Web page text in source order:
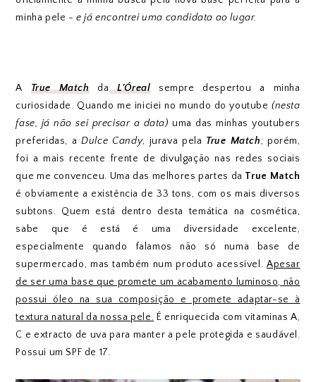
minha pele - e já encontrei uma candidata ao lugar.
A True Matchda L'Óreal sempre despertou a minha
curiosidade. Quando me iniciei no mundo do youtube (nesta
fase, já não sei precisar a data) uma das minhas youtubers
preferidas, aDulce Candy, jurava pela True Match; porém,
foi a mais recente frente de divulgação nas redes sociais
que me convenceu. Uma das melhores partes da True Match
é obviamente a existência de 33 tons, com os mais diversos
subtons. Quem está dentro desta temática na cosmética,
sabe que é está é uma diversidade excelente,
especialmente quando falamos não só numa base de
supermercado, mas também num produto acessível. Apesar
de ser uma base que promete um acabamento luminoso, não
possui óleo na sua composição e promete adaptar-se à
textura natural da nossa pele. É enriquecida com vitaminas A,
C e extracto de uva para manter a pele protegida e saudável.
Possui um SPF de 17.